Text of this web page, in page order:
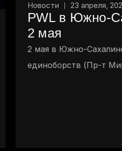
Новости 23 апреля,
PWL в Южно-
2 мая
2 мая в Южно-
единоборств (Пр-т